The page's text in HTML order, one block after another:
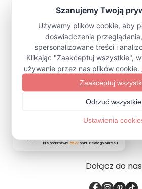
POLITYKA SKLEPU
Zapisz się na Newsletter
ZAPISZ SIĘ
4.9
Na podstawie 6527opinii z całego okresu
Dołącz do nas